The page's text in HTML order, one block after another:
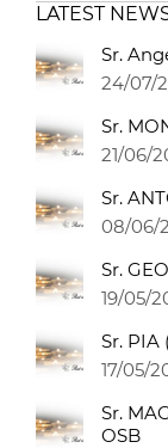
LATEST
Sr.
24/07/
Sr.
21/06/
Sr.
08/06/
Sr.
19/05/
Sr. PIA
17/05/
Sr.
OSB